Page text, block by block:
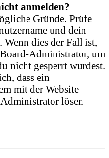
anmelden?
Gründe. Prüfe
und dein
dies der Fall ist,
Administrator, um
nicht gesperrt wurdest.
dass ein
mit der Website
lösen